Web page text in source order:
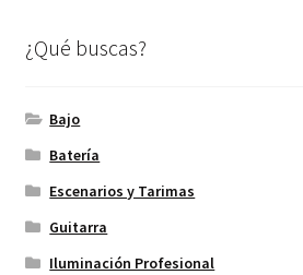
¿Qué buscas?
Bajo
Batería
Escenarios y Tarimas
Guitarra
Iluminación Profesional